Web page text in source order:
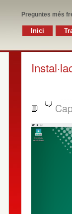
Preguntes més
Inici